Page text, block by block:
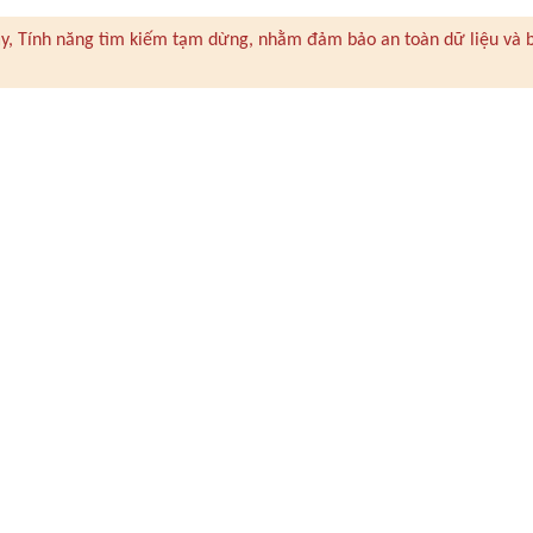
Tính năng tìm kiếm tạm dừng, nhằm đảm bảo an toàn dữ liệu và